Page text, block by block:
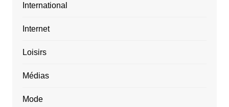
International
Internet
Loisirs
Médias
Mode